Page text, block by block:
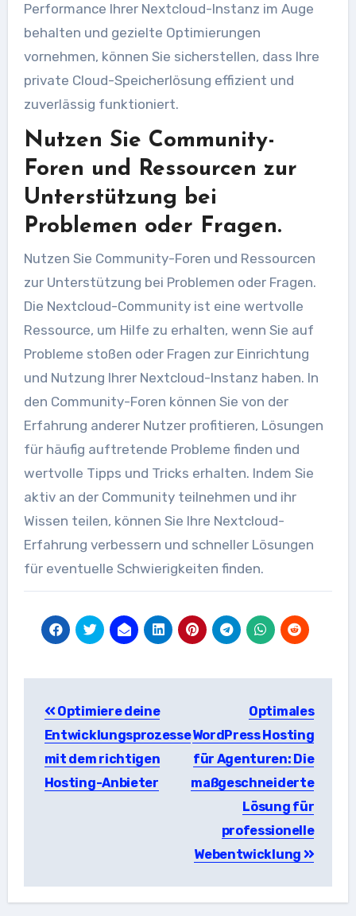
Performance Ihrer Nextcloud-Instanz im Auge
behalten und gezielte Optimierungen
vornehmen, können Sie sicherstellen, dass Ihre
private Cloud-Speicherlösung effizient und
zuverlässig funktioniert.
Nutzen Sie Community-
Foren und Ressourcen zur
Unterstützung bei
Problemen oder Fragen.
Nutzen Sie Community-Foren und Ressourcen
zur Unterstützung bei Problemen oder Fragen.
Die Nextcloud-Community ist eine wertvolle
Ressource, um Hilfe zu erhalten, wenn Sie auf
Probleme stoßen oder Fragen zur Einrichtung
und Nutzung Ihrer Nextcloud-Instanz haben. In
den Community-Foren können Sie von der
Erfahrung anderer Nutzer profitieren, Lösungen
für häufig auftretende Probleme finden und
wertvolle Tipps und Tricks erhalten. Indem Sie
aktiv an der Community teilnehmen und ihr
Wissen teilen, können Sie Ihre Nextcloud-
Erfahrung verbessern und schneller Lösungen
für eventuelle Schwierigkeiten finden.
Optimiere deine
Entwicklungsprozesse
mit dem richtigen
Hosting-Anbieter
Optimales
WordPress Hosting
für Agenturen: Die
maßgeschneiderte
Lösung für
professionelle
Webentwicklung